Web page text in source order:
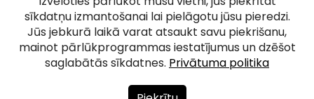
sīkdatņu izmantošanai lai pielāgotu jūsu pieredzi.
Jūs jebkurā laikā varat atsaukt savu piekrišanu,
mainot pārlūkprogrammas iestatījumus un dzēšot
saglabātās sīkdatnes. Privātuma politika